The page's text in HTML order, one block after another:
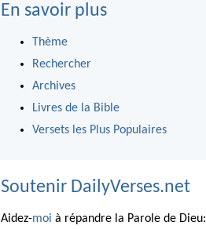
En savoir plus
Thème
Rechercher
Archives
Livres de la Bible
Versets les Plus Populaires
Soutenir DailyVerses.net
Aidez-moi à répandre la Parole de Dieu: